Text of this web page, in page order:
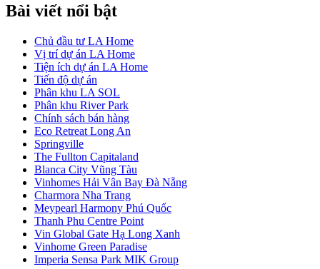
Bài viết nổi bật
Chủ đầu tư LA Home
Vị trí dự án LA Home
Tiện ích dự án LA Home
Tiến độ dự án
Phân khu LA SOL
Phân khu River Park
Chính sách bán hàng
Eco Retreat Long An
Springville
The Fullton Capitaland
Blanca City Vũng Tàu
Vinhomes Hải Vân Bay Đà Nẵng
Charmora Nha Trang
Meypearl Harmony Phú Quốc
Thanh Phu Centre Point
Vin Global Gate Hạ Long Xanh
Vinhome Green Paradise
Imperia Sensa Park MIK Group